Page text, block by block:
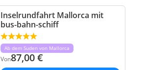
Inselrundfahrt Mallorca mit
bus-bahn-schiff
Ab dem Suden von Mallorca
Von87,00€